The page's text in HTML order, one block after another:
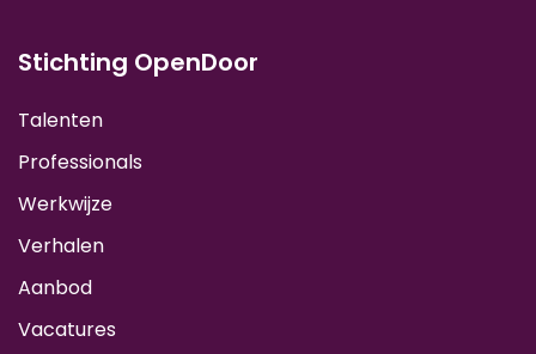
Stichting OpenDoor
Talenten
Professionals
Werkwijze
Verhalen
Aanbod
Vacatures